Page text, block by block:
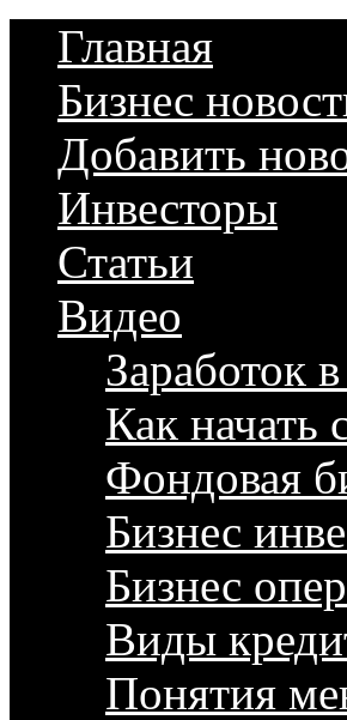
Главная
Бизнес
Добавить
Инвесторы
Статьи
Видео
Заработок
Как начать
Фондовая
Бизнес
Бизнес
Виды
Понятия